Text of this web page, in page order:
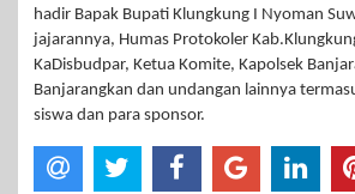
hadir Bapak Bupati Klungkung I Nyoman
jajarannya, Humas Protokoler
KaDisbudpar, Ketua Komite, Kapolsek
Banjarangkan dan undangan lainnya
siswa dan para sponsor.